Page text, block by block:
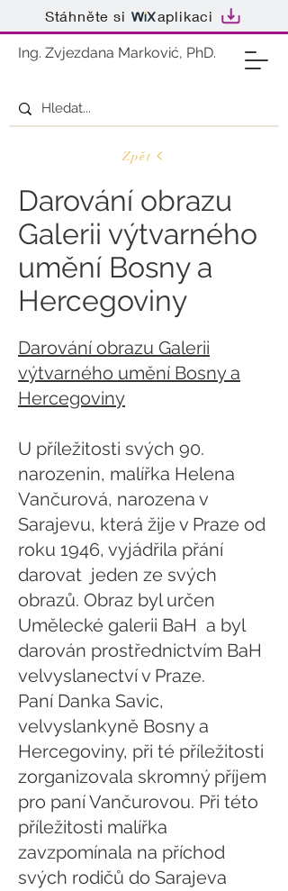
Stáhněte si aplikaci
Ing. Zvjezdana Marković, PhD.
Zpět
Darování obrazu
Galerii výtvarného
umění Bosny a
Hercegoviny
Darování obrazu Galerii
výtvarného umění Bosny a
Hercegoviny
U příležitosti svých 90.
narozenin, malířka Helena
Vančurová, narozena v
Sarajevu, která žije v Praze od
roku 1946, vyjádřila přání
darovat jeden ze svých
obrazů. Obraz byl určen
Umělecké galerii BaH a byl
darován prostřednictvím BaH
velvyslanectví v Praze.
Paní Danka Savic,
velvyslankyně Bosny a
Hercegoviny, při té příležitosti
zorganizovala skromný příjem
pro paní Vančurovou. Při této
příležitosti malířka
zavzpomínala na příchod
svých rodičů do Sarajeva